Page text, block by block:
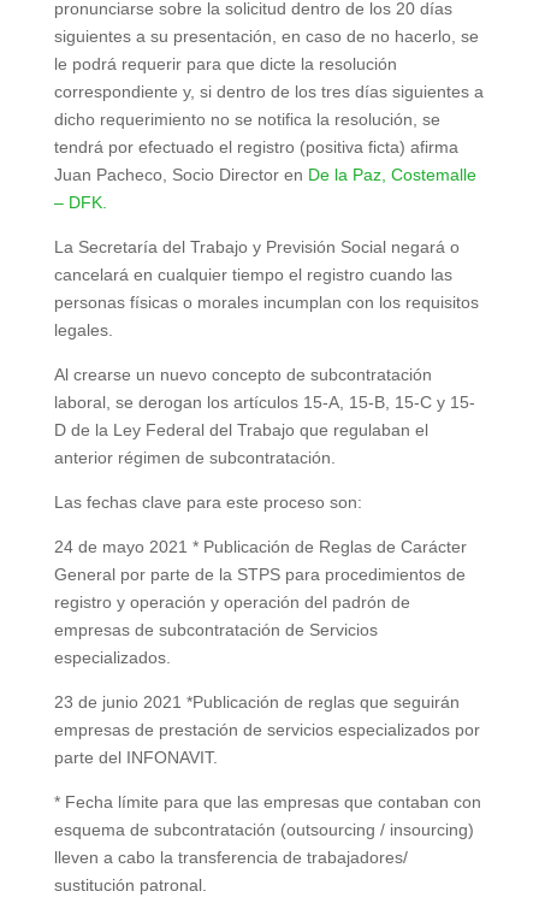
pronunciarse sobre la solicitud dentro de los 20 días
siguientes a su presentación, en caso de no hacerlo, se
le podrá requerir para que dicte la resolución
correspondiente y, si dentro de los tres días siguientes a
dicho requerimiento no se notifica la resolución, se
tendrá por efectuado el registro (positiva ficta) afirma
Juan Pacheco, Socio Director en De la Paz, Costemalle
– DFK.
La Secretaría del Trabajo y Previsión Social negará o
cancelará en cualquier tiempo el registro cuando las
personas físicas o morales incumplan con los requisitos
legales.
Al crearse un nuevo concepto de subcontratación
laboral, se derogan los artículos 15-A, 15-B, 15-C y 15-
D de la Ley Federal del Trabajo que regulaban el
anterior régimen de subcontratación.
Las fechas clave para este proceso son:
24 de mayo 2021 * Publicación de Reglas de Carácter
General por parte de la STPS para procedimientos de
registro y operación y operación del padrón de
empresas de subcontratación de Servicios
especializados.
23 de junio 2021 *Publicación de reglas que seguirán
empresas de prestación de servicios especializados por
parte del INFONAVIT.
* Fecha límite para que las empresas que contaban con
esquema de subcontratación (outsourcing / insourcing)
lleven a cabo la transferencia de trabajadores/
sustitución patronal.